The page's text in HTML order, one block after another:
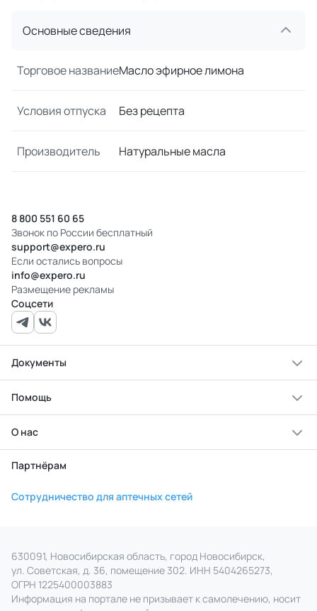
Основные сведения
Торговое названиеМасло эфирное лимона
Условия отпуска Без рецепта
Производитель Натуральные масла
8 800 551 60 65
Звонок по России бесплатный
support@expero.ru
Если остались вопросы
info@expero.ru
Размещение рекламы
Соцсети
Документы
Помощь
О нас
Партнёрам
Сотрудничество для аптечных сетей
630091, Новосибирская область, город Новосибирск,
ул. Советская, д. 36, помещение 302. ИНН 5404265273,
ОГРН 1225400003883
Информация на портале не призывает к самолечению, носит